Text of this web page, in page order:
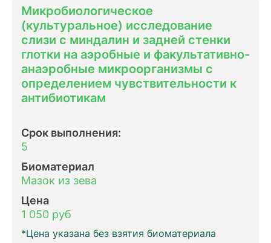
Микробиологическое
(культуральное) исследование
слизи с миндалин и задней стенки
глотки на аэробные и факультативно-
анаэробные микроорганизмы с
определением чувствительности к
антибиотикам
Срок выполнения:
5
Биоматериал
Мазок из зева
Цена
1 050 руб
*Цена указана без взятия биоматериала